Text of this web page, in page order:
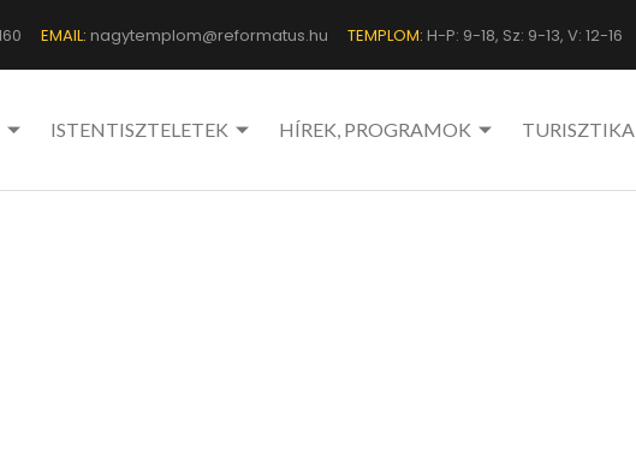
EMAIL: nagytemplom@reformatus.hu TEMPLOM: H-P: 9-18, Sz: 9-13, V: 12-16
ISTENTISZTELETEK HÍREK, PROGRAMOK TURISZTIKA